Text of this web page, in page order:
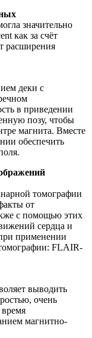
значительно
как за счёт
расширения
деки с
в приведении
позу, чтобы
магнита. Вместе
обеспечить
томографии
от
с помощью этих
сердца и
применении
FLAIR-
выводить
очень
время
магнитно-